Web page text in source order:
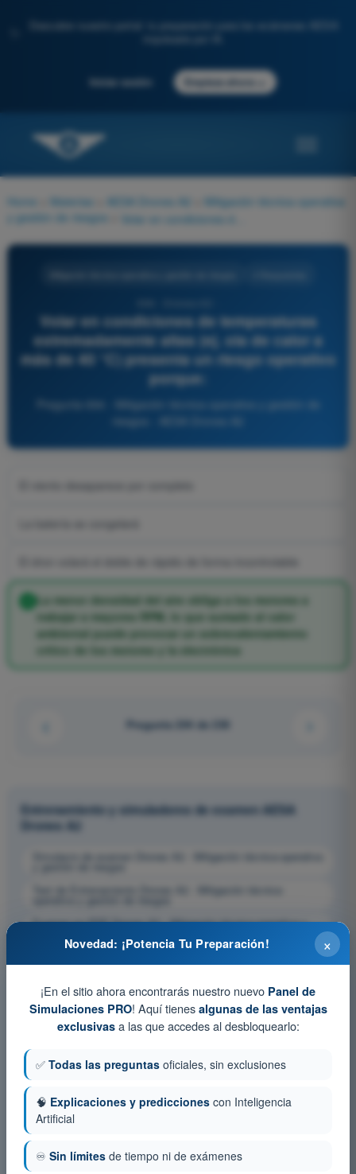
Descubre nuestro portal: tu preparación para los exámenes AESA
Iniciar sesión Empieza ahora
Home Materias AESA Drones A2
Mitigación técnica-operativa
y gestión de riesgos
Volar en condiciones de temperaturas
extremadamente altas (ej. ola de calor a
más de 40 °C) presenta un riesgo operativo
porque:
Pregunta 694 - Mitigación técnica-operativa y gestión de
La menor densidad del aire obliga a los motores a
trabajar a mayores RPM, lo que sumado al calor
ambiental puede provocar un sobrecalentamiento
crítico de los motores y la electrónica
Pregunta 204 de 230
Entrenamiento y simuladores de examen AESA
Drones A2
Simulacro de examen Drones A2 - Mitigación técnica-operativa
Test de Entrenamiento Drones A2 - Mitigación técnica-
Examen en PDF Drones A2 - Mitigación técnica-operativa y
×
Novedad: ¡Potencia Tu Preparación!
¡En el sitio ahora encontrarás nuestro nuevo Panel de
Simulaciones PRO! Aquí tienes algunas de las ventajas
exclusivasa las que accedes al desbloquearlo:
✅ Todas las preguntas oficiales, sin exclusiones
🧠 Explicaciones y predicciones con Inteligencia
Artificial
♾️ Sin límites de tiempo ni de exámenes